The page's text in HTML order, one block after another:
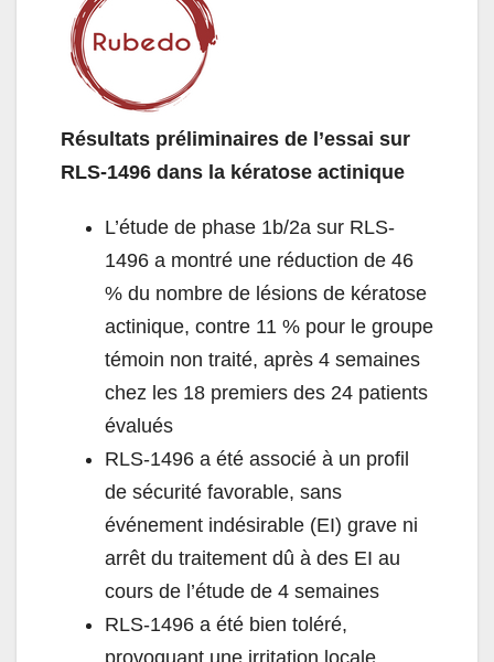
Résultats préliminaires de l’essai sur
RLS-1496 dans la kératose actinique
L’étude de phase 1b/2a sur RLS-
1496 a montré une réduction de 46
% du nombre de lésions de kératose
actinique, contre 11 % pour le groupe
témoin non traité, après 4 semaines
chez les 18 premiers des 24 patients
évalués
RLS-1496 a été associé à un profil
de sécurité favorable, sans
événement indésirable (EI) grave ni
arrêt du traitement dû à des EI au
cours de l’étude de 4 semaines
RLS-1496 a été bien toléré,